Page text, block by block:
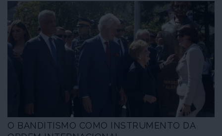
todas as operações terrestres na Alemanha, Bélgica,
Dinamarca, Estónia, Noruega, Holanda, Portugal, Reino
Unido, Suécia e República Checa, sob comando da
França. A parte norte-americana conserva, bem
entendido, o controlo das operações, designadamente
por via aérea. Velhos e novos aparelhos coloniais em
marcha, travestidos de “missões de paz”, actuam além-
fronteiras para servirem interesses estratégicos e
O BANDITISMO COMO INSTRUMENTO DA